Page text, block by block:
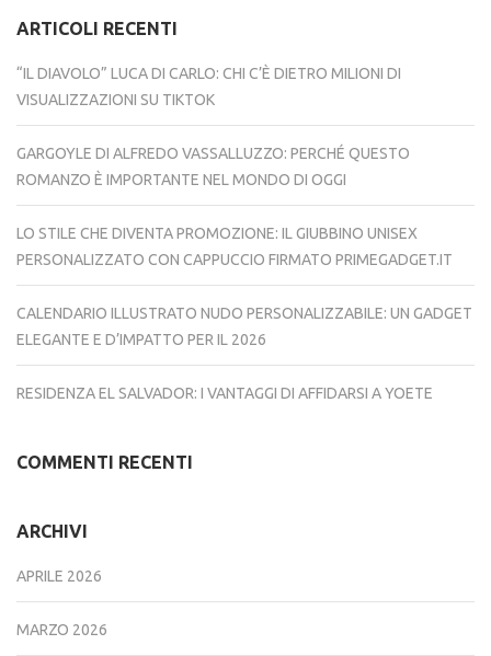
ARTICOLI RECENTI
“IL DIAVOLO” LUCA DI CARLO: CHI C’È DIETRO MILIONI DI
VISUALIZZAZIONI SU TIKTOK
GARGOYLE DI ALFREDO VASSALLUZZO: PERCHÉ QUESTO
ROMANZO È IMPORTANTE NEL MONDO DI OGGI
LO STILE CHE DIVENTA PROMOZIONE: IL GIUBBINO UNISEX
PERSONALIZZATO CON CAPPUCCIO FIRMATO PRIMEGADGET.IT
CALENDARIO ILLUSTRATO NUDO PERSONALIZZABILE: UN GADGET
ELEGANTE E D’IMPATTO PER IL 2026
RESIDENZA EL SALVADOR: I VANTAGGI DI AFFIDARSI A YOETE
COMMENTI RECENTI
ARCHIVI
APRILE 2026
MARZO 2026